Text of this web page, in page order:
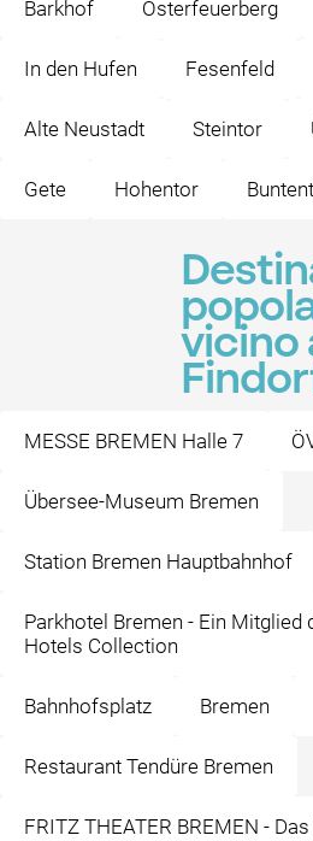
Barkhof Osterfeuerberg
In den Hufen Fesenfeld
Alte Neustadt Steintor
Gete Hohentor
vicino
MESSE BREMEN Halle 7
Übersee-Museum Bremen
Station Bremen Hauptbahnhof
Parkhotel Bremen - Ein Mitglied
Hotels Collection
Bahnhofsplatz Bremen
Restaurant Tendüre Bremen
FRITZ THEATER BREMEN -